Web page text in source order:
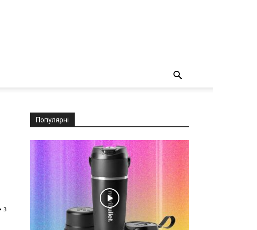
3
Популярні